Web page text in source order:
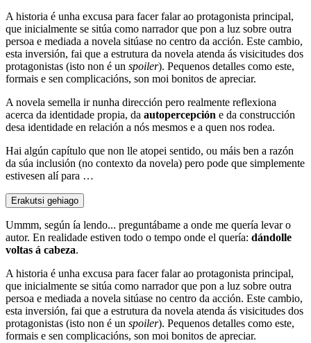
A historia é unha excusa para facer falar ao protagonista principal,
que inicialmente se sitúa como narrador que pon a luz sobre outra
persoa e mediada a novela sitúase no centro da acción. Este cambio,
esta inversión, fai que a estrutura da novela atenda ás visicitudes dos
protagonistas (isto non é un spoiler). Pequenos detalles como este,
formais e sen complicacións, son moi bonitos de apreciar.
A novela semella ir nunha dirección pero realmente reflexiona
acerca da identidade propia, da autopercepción e da construcción
desa identidade en relación a nós mesmos e a quen nos rodea.
Hai algún capítulo que non lle atopei sentido, ou máis ben a razón
da súa inclusión (no contexto da novela) pero pode que simplemente
estivesen alí para …
Erakutsi gehiago
Ummm, según ía lendo... preguntábame a onde me quería levar o
autor. En realidade estiven todo o tempo onde el quería: dándolle
voltas á cabeza.
A historia é unha excusa para facer falar ao protagonista principal,
que inicialmente se sitúa como narrador que pon a luz sobre outra
persoa e mediada a novela sitúase no centro da acción. Este cambio,
esta inversión, fai que a estrutura da novela atenda ás visicitudes dos
protagonistas (isto non é un spoiler). Pequenos detalles como este,
formais e sen complicacións, son moi bonitos de apreciar.